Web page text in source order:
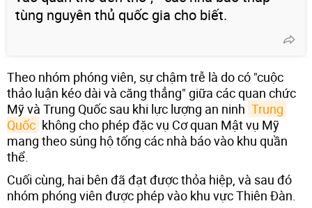
tùng nguyên thủ quốc gia cho biết.
Theo nhóm phóng viên, sự chậm trễ là do có "cuộc
thảo luận kéo dài và căng thẳng" giữa các quan chức
Mỹ và Trung Quốc sau khi lực lượng an ninh Trung
Quốc không cho phép đặc vụ Cơ quan Mật vụ Mỹ
mang theo súng hộ tống các nhà báo vào khu quần
thể.
Cuối cùng, hai bên đã đạt được thỏa hiệp, và sau đó
nhóm phóng viên được phép vào khu vực Thiên Đàn.